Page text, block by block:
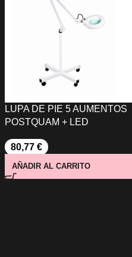
LUPA DE PIE 5 AUMENTOS
POSTQUAM + LED
80,77 €
AÑADIR AL CARRITO